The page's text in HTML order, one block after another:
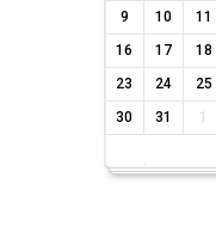
9
10 11
16
17 18
23
24 25
30
31 1